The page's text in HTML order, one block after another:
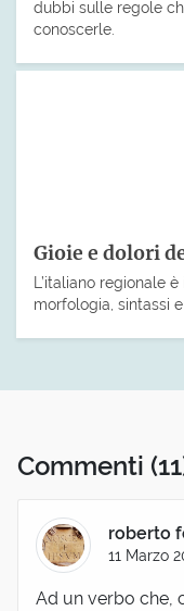
dubbi sulle regole
conoscerle.
Gioie e dolori
L’italiano regionale
morfologia, sintassi
Commenti
roberto
11 Marzo
Ad un verbo che,